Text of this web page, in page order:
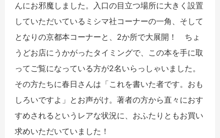
んにお邪魔しました。入口の目立つ場所に大きく設置
していただいているミシマ社コーナーの一角、そして
となりの京都本コーナーと、2か所で大展開！ ちょ
うどお店にうかがったタイミングで、この本を手に取
ってご覧になっている方が2名いらっしゃいました。
その方たちに春日さんは「これを書いた者です。おも
しろいですよ」とお声がけ。著者の方から直々におす
すめされるというレアな状況に、おふたりともお買い
求めいただいていました！